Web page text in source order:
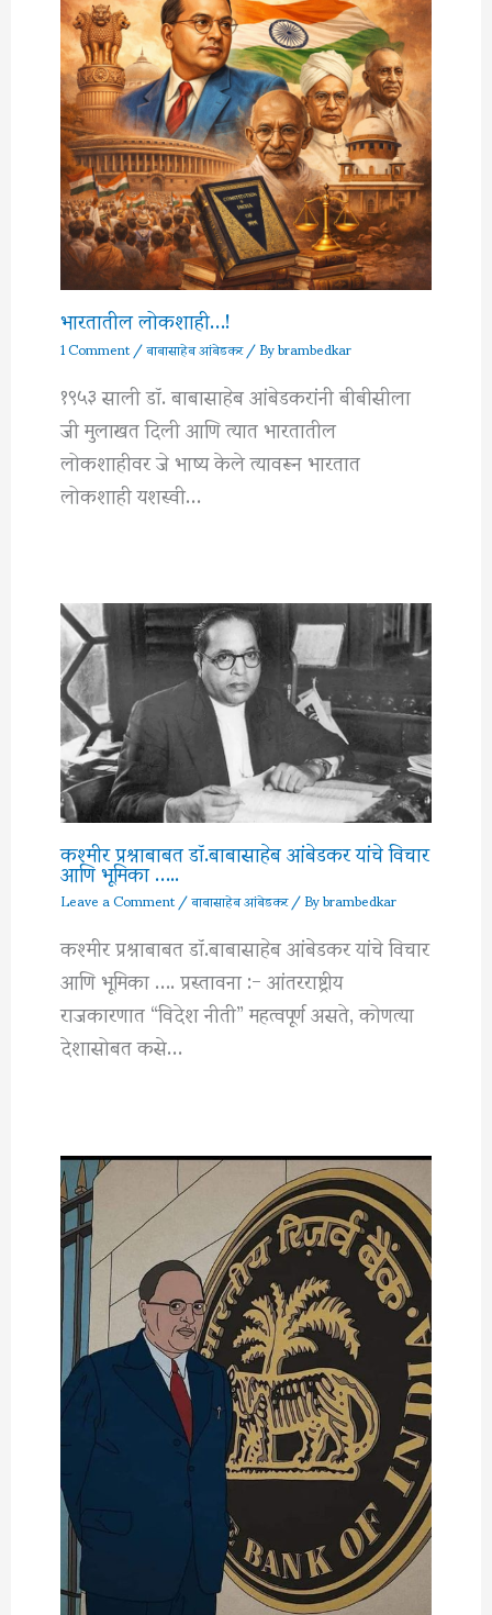
भारतातील लोकशाही…!
1 Comment/बाबासाहेब आंबेडकर/ Bybrambedkar
१९५३ साली डॉ. बाबासाहेब आंबेडकरांनी बीबीसीला
जी मुलाखत दिली आणि त्यात भारतातील
लोकशाहीवर जे भाष्य केले त्यावरून भारतात
लोकशाही यशस्वी…
कश्मीर प्रश्नाबाबत डॉ.बाबासाहेब आंबेडकर यांचे विचार
आणि भूमिका …..
Leave a Comment/बाबासाहेब आंबेडकर/ Bybrambedkar
कश्मीर प्रश्नाबाबत डॉ.बाबासाहेब आंबेडकर यांचे विचार
आणि भूमिका …. प्रस्तावना :- आंतरराष्ट्रीय
राजकारणात “विदेश नीती” महत्वपूर्ण असते, कोणत्या
देशासोबत कसे…